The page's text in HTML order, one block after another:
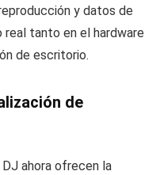
y datos de
tanto en el hardware
de escritorio.
de
ahora ofrecen la